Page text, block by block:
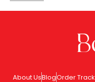
About UsBlogOrder